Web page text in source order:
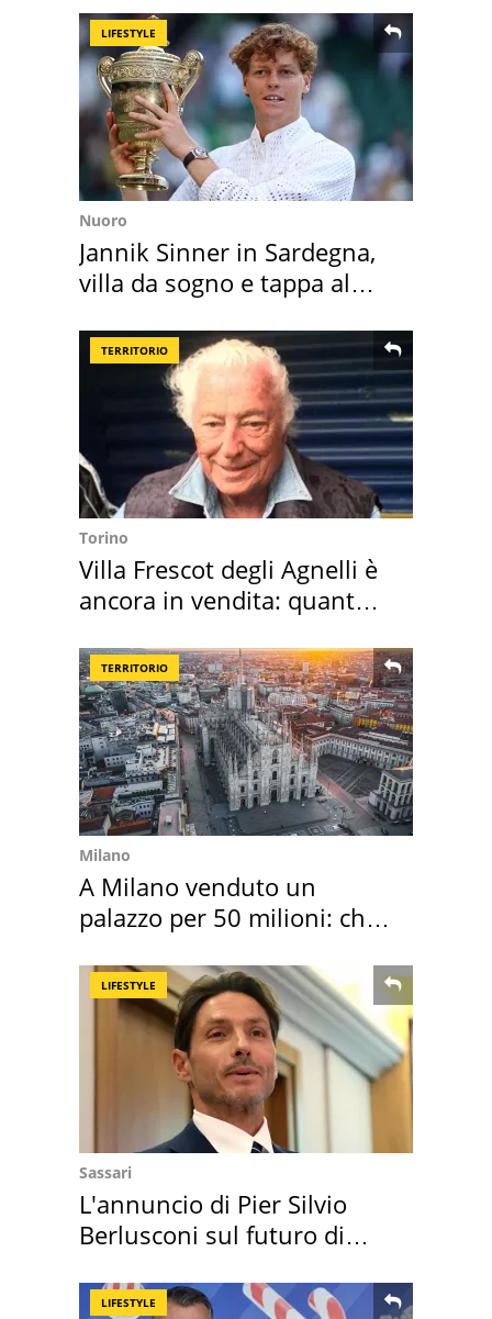
LIFESTYLE
Nuoro
Jannik Sinner in Sardegna,
villa da sogno e tappa al
TERRITORIO
Torino
Villa Frescot degli Agnelli è
ancora in vendita: quanto
TERRITORIO
Milano
A Milano venduto un
palazzo per 50 milioni: chi
LIFESTYLE
Sassari
L'annuncio di Pier Silvio
Berlusconi sul futuro di
LIFESTYLE